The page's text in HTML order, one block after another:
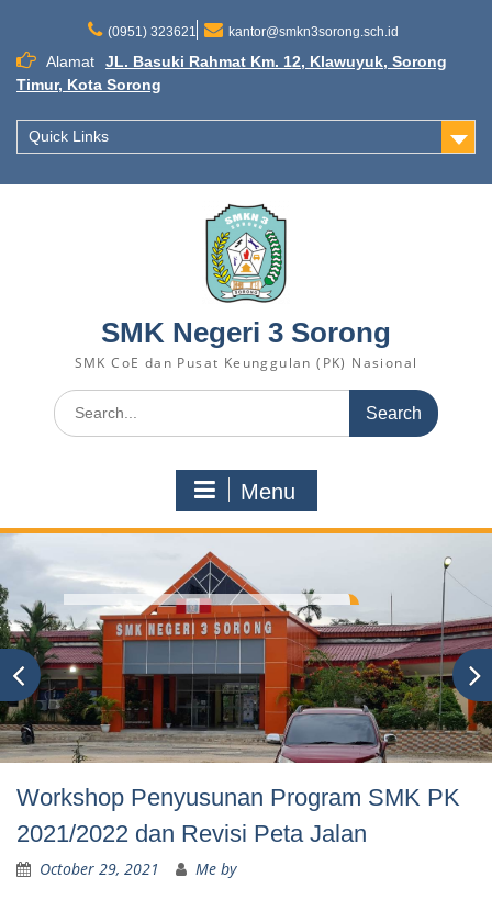
(0951) 323621 kantor@smkn3sorong.sch.id
Alamat
JL. Basuki Rahmat Km. 12, Klawuyuk, Sorong
Timur, Kota Sorong
Quick Links
SMK Negeri 3 Sorong
SMK CoE dan Pusat Keunggulan (PK) Nasional
Menu
Workshop Penyusunan Program SMK PK
2021/2022 dan Revisi Peta Jalan
October 29, 2021 Me by